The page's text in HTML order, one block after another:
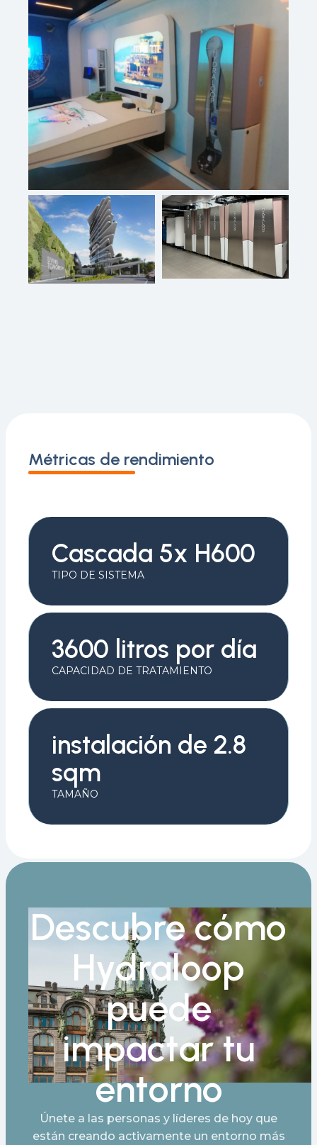
Métricas de rendimiento
Cascada 5x H600
TIPO DE SISTEMA
3600 litros por día
CAPACIDAD DE TRATAMIENTO
instalación de 2.8
sqm
TAMAÑO
Descubre cómo
Hydraloop
puede
impactar tu
entorno
Únete a las personas y líderes de hoy que
están creando activamente un entorno más